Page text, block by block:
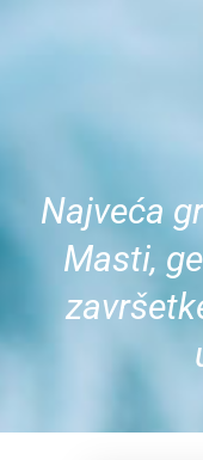
Najveća
Masti,